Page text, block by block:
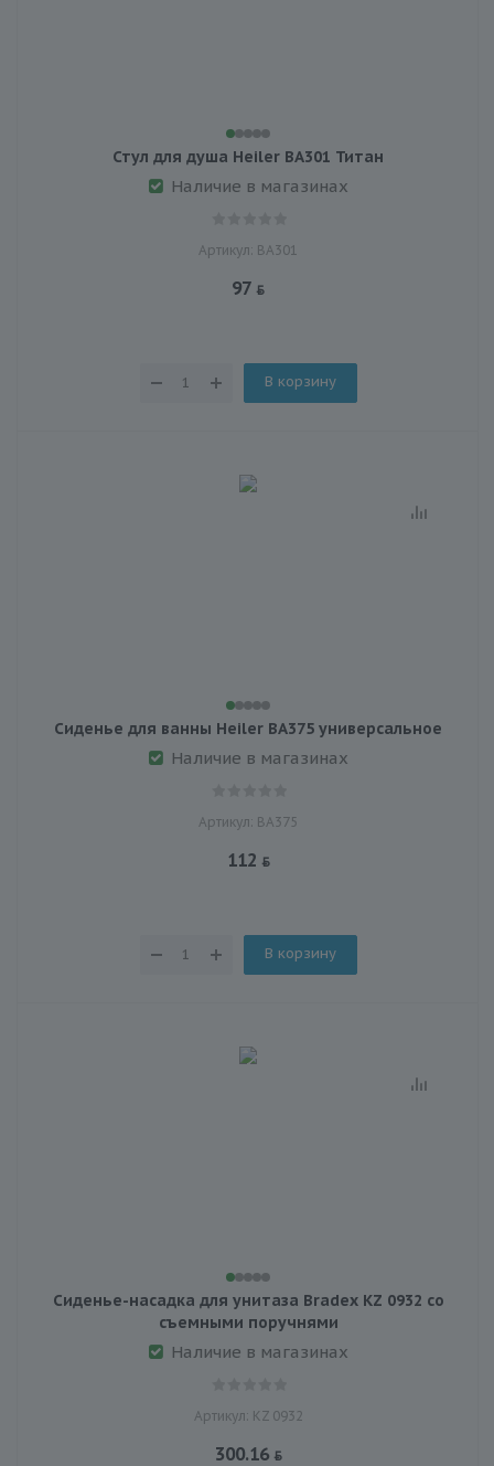
Стул для душа Heiler BA301 Титан
Наличие в магазинах
Артикул: BA301
97
В корзину
Сиденье для ванны Heiler ВА375 универсальное
Наличие в магазинах
Артикул: ВА375
112
В корзину
Сиденье-насадка для унитаза Bradex KZ 0932 со
съемными поручнями
Наличие в магазинах
Артикул: KZ 0932
300.16